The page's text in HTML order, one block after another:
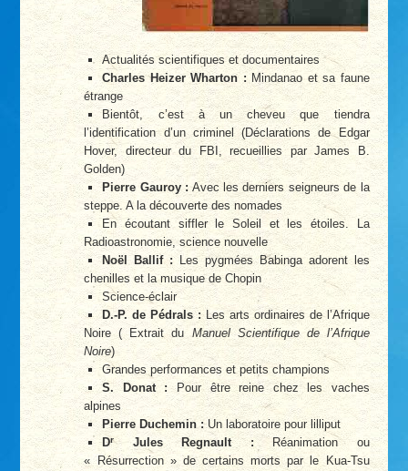
Actualités scientifiques et documentaires
Charles Heizer Wharton :Mindanao et sa faune
étrange
Bientôt, c’est à un cheveu que tiendra
l’identification d’un criminel (Déclarations de Edgar
Hover, directeur du FBI, recueillies par James B.
Golden)
Pierre Gauroy : Avec les derniers seigneurs de la
steppe. A la découverte des nomades
En écoutant siffler le Soleil et les étoiles. La
Radioastronomie, science nouvelle
Noël Ballif :Les pygmées Babinga adorent les
chenilles et la musique de Chopin
Science-éclair
D.-P. de Pédrals :Les arts ordinaires de l’Afrique
Noire ( Extrait du Manuel Scientifique de l’Afrique
Noire)
Grandes performances et petits champions
S. Donat : Pour être reine chez les vaches
alpines
Pierre Duchemin :Un laboratoire pour lilliput
DrJules Regnault : Réanimation ou
« Résurrection » de certains morts par le Kua-Tsu